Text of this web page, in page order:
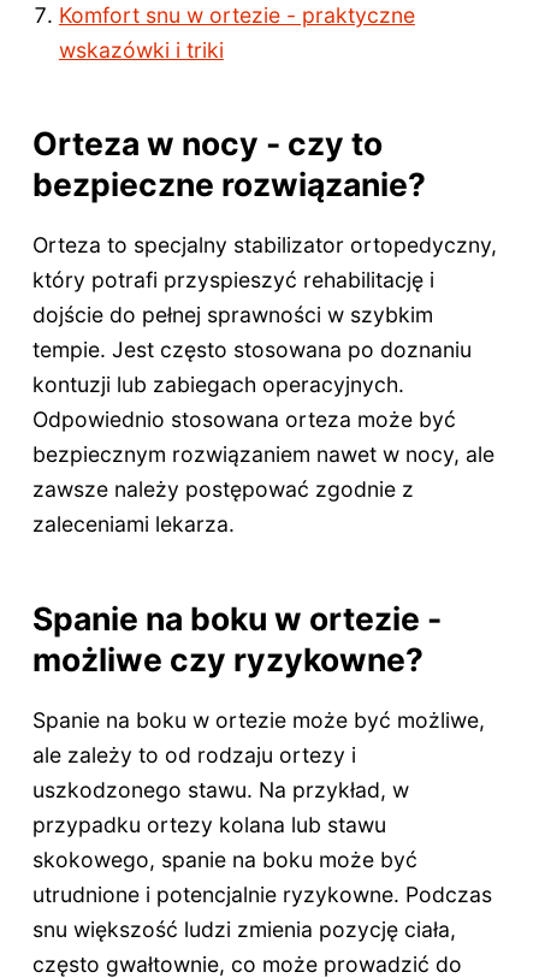
Komfort snu w ortezie - praktyczne
wskazówki i triki
Orteza w nocy - czy to
bezpieczne rozwiązanie?
Orteza to specjalny stabilizator ortopedyczny,
który potrafi przyspieszyć rehabilitację i
dojście do pełnej sprawności w szybkim
tempie. Jest często stosowana po doznaniu
kontuzji lub zabiegach operacyjnych.
Odpowiednio stosowana orteza może być
bezpiecznym rozwiązaniem nawet w nocy, ale
zawsze należy postępować zgodnie z
zaleceniami lekarza.
Spanie na boku w ortezie -
możliwe czy ryzykowne?
Spanie na boku w ortezie może być możliwe,
ale zależy to od rodzaju ortezy i
uszkodzonego stawu. Na przykład, w
przypadku ortezy kolana lub stawu
skokowego, spanie na boku może być
utrudnione i potencjalnie ryzykowne. Podczas
snu większość ludzi zmienia pozycję ciała,
często gwałtownie, co może prowadzić do